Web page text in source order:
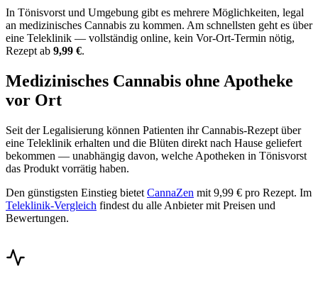
In Tönisvorst und Umgebung gibt es mehrere Möglichkeiten, legal
an medizinisches Cannabis zu kommen. Am schnellsten geht es über
eine Teleklinik — vollständig online, kein Vor-Ort-Termin nötig,
Rezept ab 9,99 €.
Medizinisches Cannabis ohne Apotheke
vor Ort
Seit der Legalisierung können Patienten ihr Cannabis-Rezept über
eine Teleklinik erhalten und die Blüten direkt nach Hause geliefert
bekommen — unabhängig davon, welche Apotheken in Tönisvorst
das Produkt vorrätig haben.
Den günstigsten Einstieg bietet CannaZen mit 9,99 € pro Rezept. Im
Teleklinik-Vergleich findest du alle Anbieter mit Preisen und
Bewertungen.